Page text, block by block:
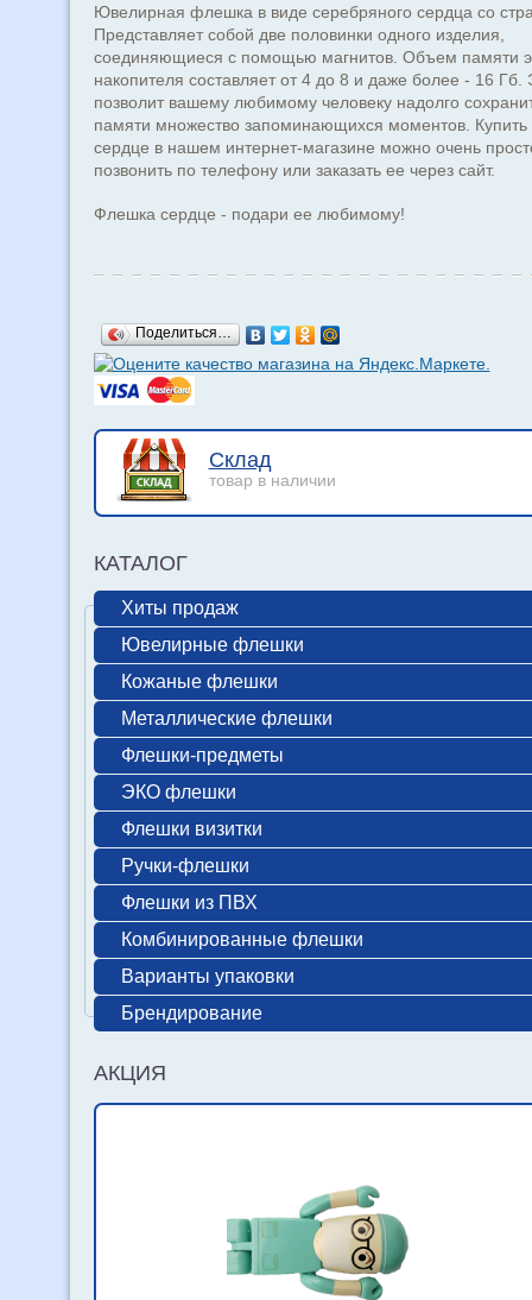
Ювелирная флешка в виде серебряного сердца со
Представляет собой две половинки одного изделия,
соединяющиеся с помощью магнитов. Объем памяти
накопителя составляет от 4 до 8 и даже более - 16 Гб.
позволит вашему любимому человеку надолго
памяти множество запоминающихся моментов.
сердце в нашем интернет-магазине можно очень
позвонить по телефону или заказать ее через сайт.
Флешка сердце - подари ее любимому!
Поделиться…
Склад
товар в наличии
КАТАЛОГ
Хиты продаж
Ювелирные флешки
Кожаные флешки
Металлические флешки
Флешки-предметы
ЭКО флешки
Флешки визитки
Ручки-флешки
Флешки из ПВХ
Комбинированные флешки
Варианты упаковки
Брендирование
АКЦИЯ